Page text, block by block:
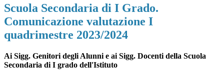
Scuola Secondaria di I Grado.
Comunicazione valutazione I
quadrimestre 2023/2024
Ai Sigg. Genitori degli Alunni e ai Sigg. Docenti della Scuola
Secondaria di I grado dell'Istituto